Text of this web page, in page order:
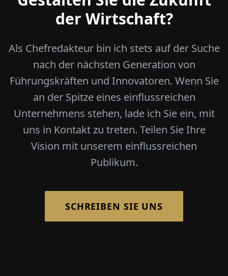
der Wirtschaft?
Als Chefredakteur bin ich stets auf der Suche
nach der nächsten Generation von
Führungskräften und Innovatoren. Wenn Sie
an der Spitze eines einflussreichen
Unternehmens stehen, lade ich Sie ein, mit
uns in Kontakt zu treten. Teilen Sie Ihre
Vision mit unserem einflussreichen
Publikum.
SCHREIBEN SIE UNS